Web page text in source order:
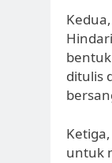
ditulis
untuk